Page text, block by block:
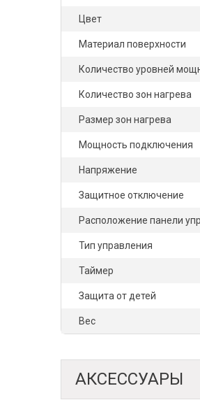
Цвет
Материал поверхности
Количество уровней
Количество зон нагрева
Размер зон нагрева
Мощность подключения
Напряжение
Защитное отключение
Расположение панели
Тип управления
Таймер
Защита от детей
Вес
АКСЕССУАРЫ